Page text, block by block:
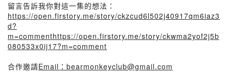
留言告訴我你對這一集的想法：
https://open.firstory.me/story/ckzcud6l502j40917qm6iaz3
d?
m=commenthttps://open.firstory.me/story/ckwma2yof2j5b
080533x0ij17?m=comment
合作邀請Email：bearmonkeyclub@gmail.com